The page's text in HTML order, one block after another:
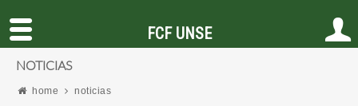
NOTICIAS
home noticias
FCF UNSE